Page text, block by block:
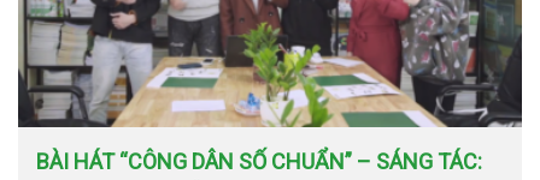
BÀI HÁT “CÔNG DÂN SỐ CHUẨN” – SÁNG TÁC: